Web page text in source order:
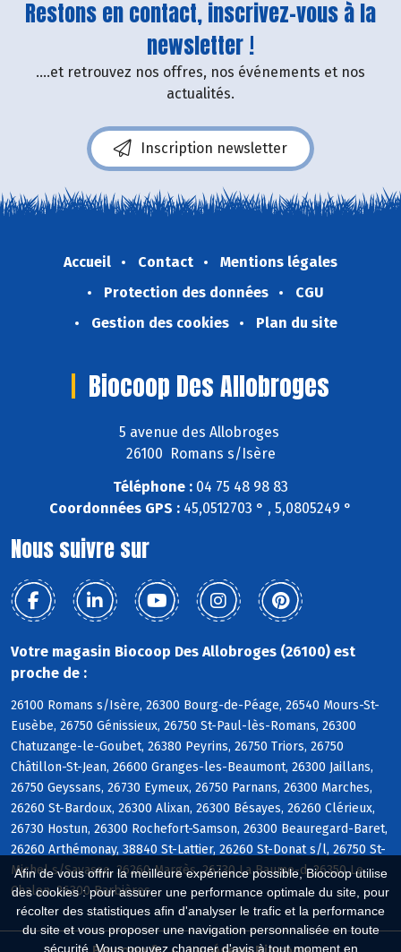
Afin de vous offrir la meilleure expérience possible, Biocoop utilise
des cookies : pour assurer une performance optimale du site, pour
récolter des statistiques afin d'analyser le trafic et la performance
du site et vous proposer une navigation personnalisée en toute
sécurité. Vous pouvez changer d'avis à tout moment en
Restons en contact, inscrivez-vous à la
newsletter !
....et retrouvez nos offres, nos événements et nos
actualités.
Inscription newsletter
Accueil Contact
Mentions légales
Protection des données
CGU
Gestion des cookies
Plan du site
Biocoop Des Allobroges
5 avenue des Allobroges
26100 Romans s/Isère
Téléphone : 04 75 48 98 83
Coordonnées GPS : 45,0512703 ° , 5,0805249 °
Nous suivre sur
Votre magasin Biocoop Des Allobroges (26100) est
proche de :
26100 Romans s/Isère, 26300 Bourg-de-Péage, 26540 Mours-St-
Eusèbe, 26750 Génissieux, 26750 St-Paul-lès-Romans, 26300
Chatuzange-le-Goubet, 26380 Peyrins, 26750 Triors, 26750
Châtillon-St-Jean, 26600 Granges-les-Beaumont, 26300 Jaillans,
26750 Geyssans, 26730 Eymeux, 26750 Parnans, 26300 Marches,
26260 St-Bardoux, 26300 Alixan, 26300 Bésayes, 26260 Clérieux,
26730 Hostun, 26300 Rochefort-Samson, 26300 Beauregard-Baret,
26260 Arthémonay, 38840 St-Lattier, 26260 St-Donat s/l, 26750 St-
Michel s/Savasse, 26260 Margès, 26730 La Baume-d, 26350 Le
Chalon, 26300 Barbières